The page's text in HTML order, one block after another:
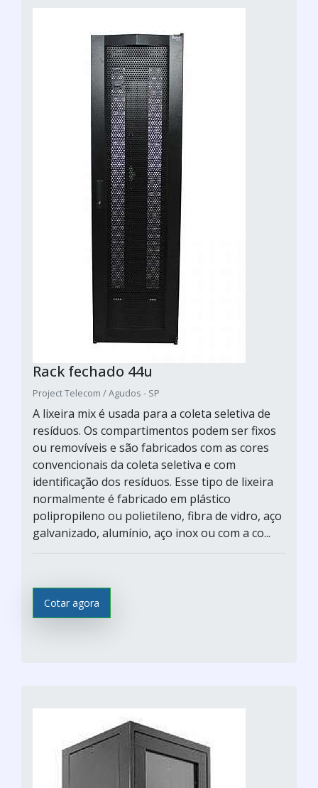
Rack fechado 44u
Project Telecom / Agudos - SP
A lixeira mix é usada para a coleta seletiva de
resíduos. Os compartimentos podem ser fixos
ou removíveis e são fabricados com as cores
convencionais da coleta seletiva e com
identificação dos resíduos. Esse tipo de lixeira
normalmente é fabricado em plástico
polipropileno ou polietileno, fibra de vidro, aço
galvanizado, alumínio, aço inox ou com a co...
Cotar agora